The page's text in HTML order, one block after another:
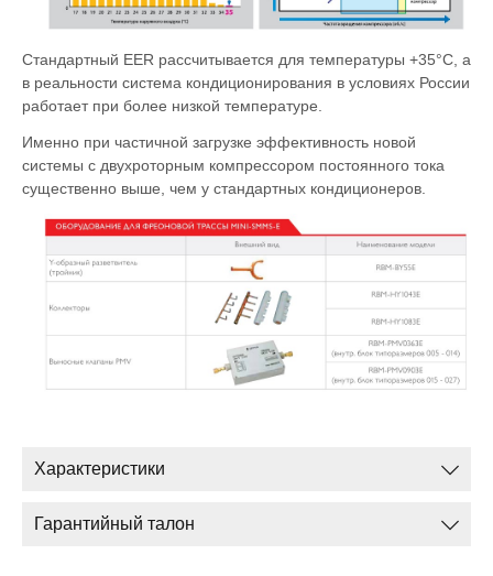
Стандартный EER рассчитывается для температуры +35°С, а
в реальности система кондиционирования в условиях России
работает при более низкой температуре.
Именно при частичной загрузке эффективность новой
системы с двухроторным компрессором постоянного тока
существенно выше, чем у стандартных кондиционеров.
Характеристики
Гарантийный талон